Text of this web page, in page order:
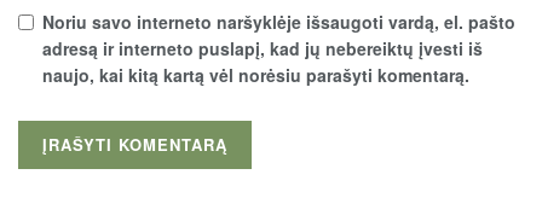
Noriu savo interneto naršyklėje išsaugoti vardą, el. pašto
adresą ir interneto puslapį, kad jų nebereiktų įvesti iš
naujo, kai kitą kartą vėl norėsiu parašyti komentarą.